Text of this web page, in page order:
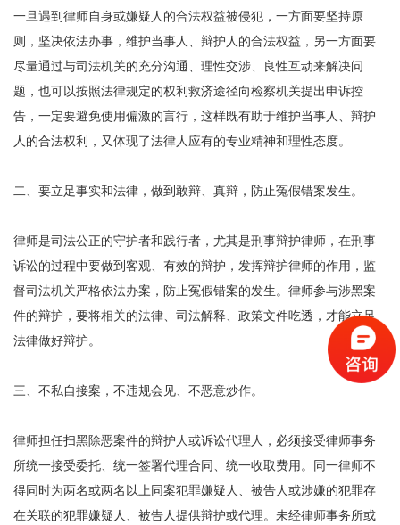
一旦遇到律师自身或嫌疑人的合法权益被侵犯，一方面要坚持原
则，坚决依法办事，维护当事人、辩护人的合法权益，另一方面要
尽量通过与司法机关的充分沟通、理性交涉、良性互动来解决问
题，也可以按照法律规定的权利救济途径向检察机关提出申诉控
告，一定要避免使用偏激的言行，这样既有助于维护当事人、辩护
人的合法权利，又体现了法律人应有的专业精神和理性态度。
二、要立足事实和法律，做到敢辩、真辩，防止冤假错案发生。
律师是司法公正的守护者和践行者，尤其是刑事辩护律师，在刑事
诉讼的过程中要做到客观、有效的辩护，发挥辩护律师的作用，监
督司法机关严格依法办案，防止冤假错案的发生。律师参与涉黑案
件的辩护，要将相关的法律、司法解释、政策文件吃透，才能立足
法律做好辩护。
三、不私自接案，不违规会见、不恶意炒作。
律师担任扫黑除恶案件的辩护人或诉讼代理人，必须接受律师事务
所统一接受委托、统一签署代理合同、统一收取费用。同一律师不
得同时为两名或两名以上同案犯罪嫌疑人、被告人或涉嫌的犯罪存
在关联的犯罪嫌疑人、被告人提供辩护或代理。未经律师事务所或